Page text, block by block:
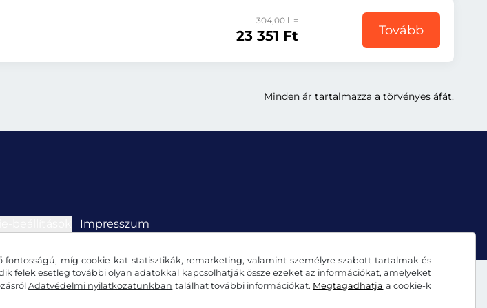
míg cookie-kat statisztikák, remarketing, valamint személyre szabott tartalmak és
felek esetleg további olyan adatokkal kapcsolhatják össze ezeket az információkat, amelyeket
Adatvédelmi nyilatkozatunkban találhat további információkat. Megtagadhatja a cookie-k
304,00 l =
23 351 Ft Tovább
Minden ár tartalmazza a törvényes áfát.
Impresszum